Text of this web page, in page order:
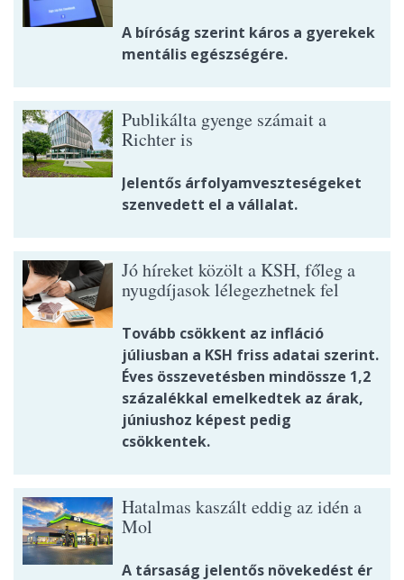
A bíróság szerint káros a gyerekek
mentális egészségére.
Publikálta gyenge számait a
Richter is
Jelentős árfolyamveszteségeket
szenvedett el a vállalat.
Jó híreket közölt a KSH, főleg a
nyugdíjasok lélegezhetnek fel
Tovább csökkent az infláció
júliusban a KSH friss adatai szerint.
Éves összevetésben mindössze 1,2
százalékkal emelkedtek az árak,
júniushoz képest pedig
csökkentek.
Hatalmas kaszált eddig az idén a
Mol
A társaság jelentős növekedést ér